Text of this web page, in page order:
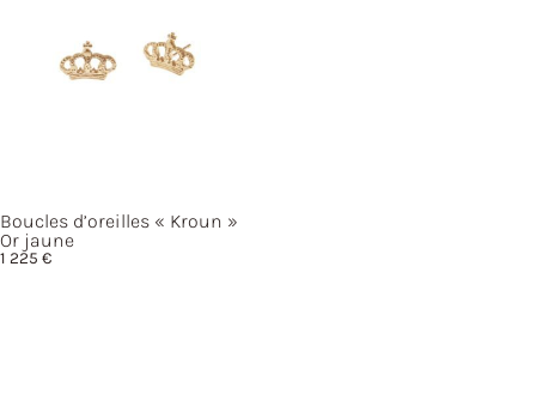
Boucles d’oreilles « Kroun »
Or jaune
1 225 €